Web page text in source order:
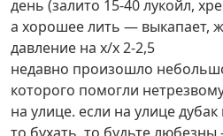
день (залито 15-40 лукойл,
а хорошее лить — выкапает,
давление на х/х 2-2,5
недавно произошло
которого помогли
на улице. если на улице